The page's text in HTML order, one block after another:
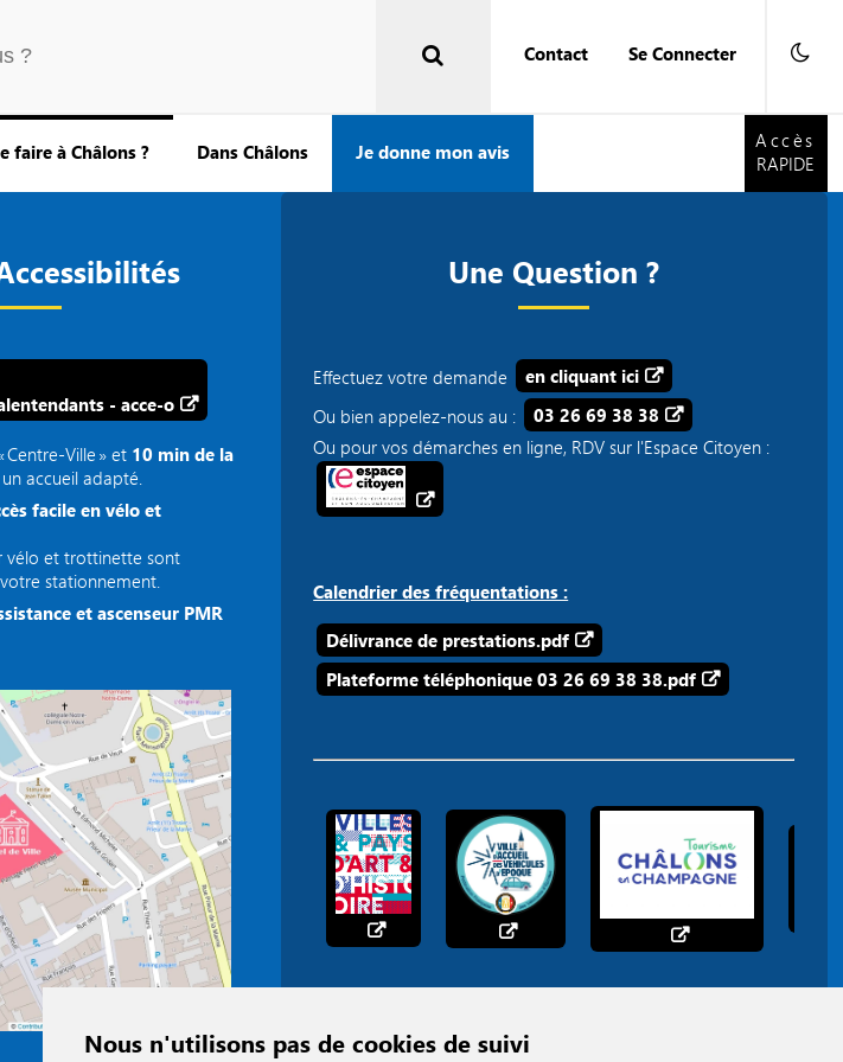
Nous n'utilisons pas de cookies de suivi
Contact Se Connecter
Accès
faire à Châlons ? Dans Châlons Je donne mon avis
Accès
RAPIDE
- acce-o
Centre‑Ville » et 10 min de la
accueil adapté.
facile en vélo et
vélo et trottinette sont
stationnement.
et ascenseur PMR
Une Question ?
Effectuez votre demande
en cliquant ici
Ou bien appelez-nous au :
03 26 69 38 38
Ou pour vos démarches en ligne, RDV sur l'Espace Citoyen :
Calendrier des fréquentations :
Délivrance de prestations.pdf
Plateforme téléphonique 03 26 69 38 38.pdf